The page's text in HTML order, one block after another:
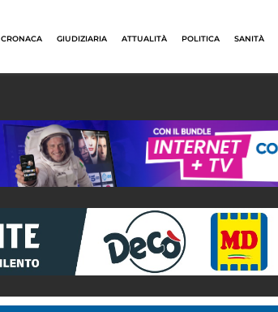
CRONACA GIUDIZIARIA ATTUALITÀ POLITICA SANITÀ